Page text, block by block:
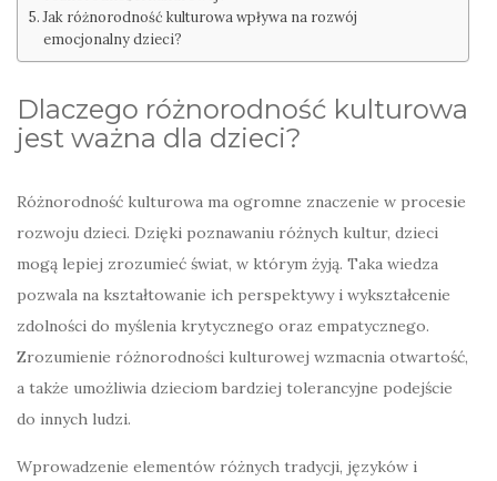
Jak różnorodność kulturowa wpływa na rozwój
emocjonalny dzieci?
Dlaczego różnorodność kulturowa
jest ważna dla dzieci?
Różnorodność kulturowa ma ogromne znaczenie w procesie
rozwoju dzieci. Dzięki poznawaniu różnych kultur, dzieci
mogą lepiej zrozumieć świat, w którym żyją. Taka wiedza
pozwala na kształtowanie ich perspektywy i wykształcenie
zdolności do myślenia krytycznego oraz empatycznego.
Zrozumienie różnorodności kulturowej wzmacnia otwartość,
a także umożliwia dzieciom bardziej tolerancyjne podejście
do innych ludzi.
Wprowadzenie elementów różnych tradycji, języków i